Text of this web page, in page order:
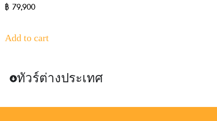
฿ 79,900
Add to cart
ทัวร์ต่างประเทศ